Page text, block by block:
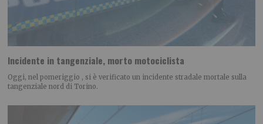
Incidente in tangenziale, morto motociclista
Oggi, nel pomeriggio , si è verificato un incidente stradale mortale sulla
tangenziale nord di Torino.